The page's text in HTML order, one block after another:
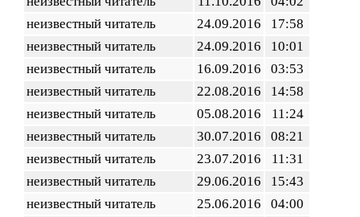
неизвестный читатель
24.09.2016
17:58
неизвестный читатель
24.09.2016
10:01
неизвестный читатель
16.09.2016
03:53
неизвестный читатель
22.08.2016
14:58
неизвестный читатель
05.08.2016
11:24
неизвестный читатель
30.07.2016
08:21
неизвестный читатель
23.07.2016
11:31
неизвестный читатель
29.06.2016
15:43
неизвестный читатель
25.06.2016
04:00